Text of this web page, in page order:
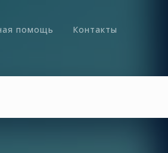
помощь Контакты